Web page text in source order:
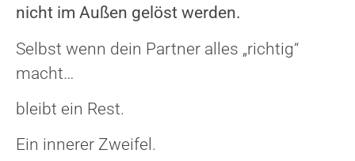
nicht im Außen gelöst werden.
Selbst wenn dein Partner alles „richtig“
macht…
bleibt ein Rest.
Ein innerer Zweifel.